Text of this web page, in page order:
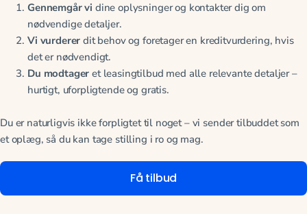
Gennemgår vi dine oplysninger og kontakter dig om
nødvendige detaljer.
Vi vurderer dit behov og foretager en kreditvurdering, hvis
det er nødvendigt.
Du modtager et leasingtilbud med alle relevante detaljer –
hurtigt, uforpligtende og gratis.
Du er naturligvis ikke forpligtet til noget – vi sender tilbuddet som
et oplæg, så du kan tage stilling i ro og mag.
Få tilbud